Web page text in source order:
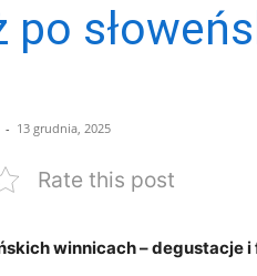
po
- 13 grudnia, 2025
Rate this post
winnicach – degustacje